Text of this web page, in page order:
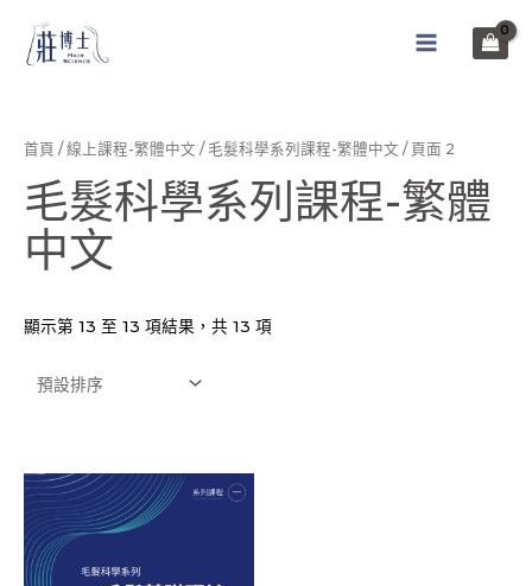
MAIN
首頁 /線上課程-繁體中文 / 毛髮科學系列課程-繁體中文 / 頁面 2
毛髮科學系列課程-繁體
中文
顯示第 13 至 13 項結果，共 13 項